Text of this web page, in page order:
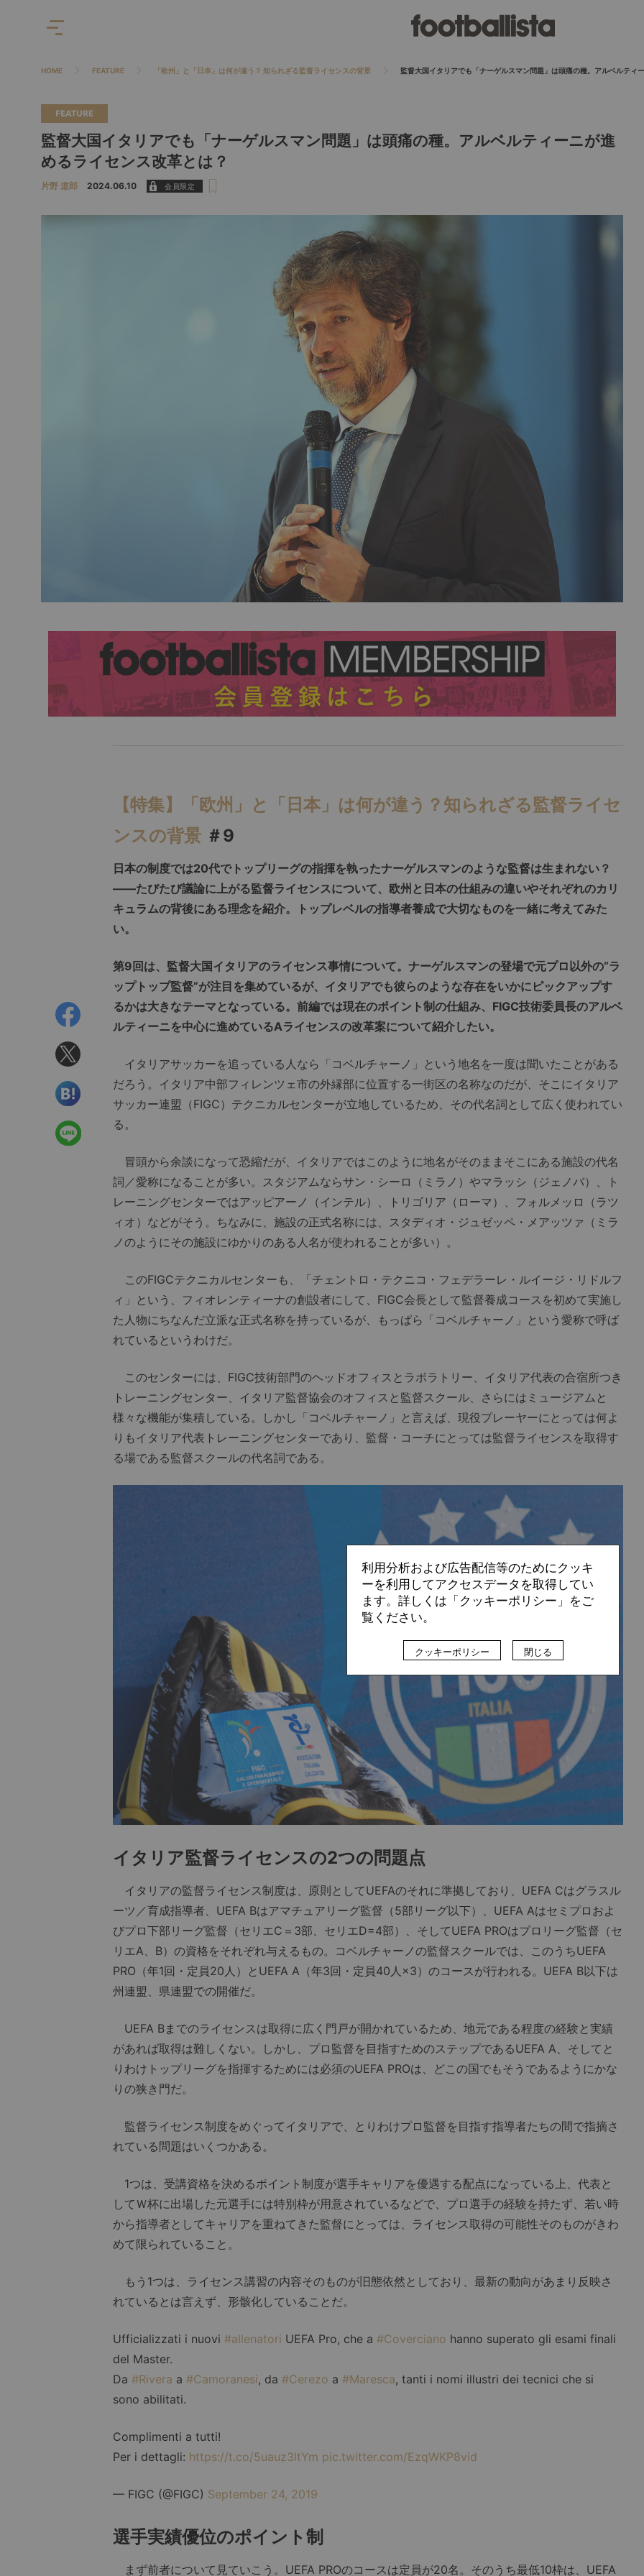
HOME FEATURE 「欧州」と「日本」は何が違う？ 知られざる監督ライセンスの背景 監督大国イタリアでも「ナーゲルスマン問題」は頭痛の種。アルベルティ
FEATURE
監督大国イタリアでも「ナーゲルスマン問題」は頭痛の種。アルベルティーニが進
めるライセンス改革とは？
片野 道郎 2024.06.10
【特集】「欧州」と「日本」は何が違う？知られざる監督ライセ
ンスの背景 ＃9
日本の制度では20代でトップリーグの指揮を執ったナーゲルスマンのような監督は生まれない？
――たびたび議論に上がる監督ライセンスについて、欧州と日本の仕組みの違いやそれぞれのカリ
キュラムの背後にある理念を紹介。トップレベルの指導者養成で大切なものを一緒に考えてみた
い。
第9回は、監督大国イタリアのライセンス事情について。ナーゲルスマンの登場で元プロ以外の“ラ
ップトップ監督”が注目を集めているが、イタリアでも彼らのような存在をいかにピックアップす
るかは大きなテーマとなっている。前編では現在のポイント制の仕組み、FIGC技術委員長のアルベ
ルティーニを中心に進めているAライセンスの改革案について紹介したい。
イタリアサッカーを追っている人なら「コベルチャーノ」という地名を一度は聞いたことがある
だろう。イタリア中部フィレンツェ市の外縁部に位置する一街区の名称なのだが、そこにイタリア
サッカー連盟（FIGC）テクニカルセンターが立地しているため、その代名詞として広く使われてい
る。
冒頭から余談になって恐縮だが、イタリアではこのように地名がそのままそこにある施設の代名
詞／愛称になることが多い。スタジアムならサン・シーロ（ミラノ）やマラッシ（ジェノバ）、ト
レーニングセンターではアッピアーノ（インテル）、トリゴリア（ローマ）、フォルメッロ（ラツ
ィオ）などがそう。ちなみに、施設の正式名称には、スタディオ・ジュゼッペ・メアッツァ（ミラ
ノのようにその施設にゆかりのある人名が使われることが多い）。
このFIGCテクニカルセンターも、「チェントロ・テクニコ・フェデラーレ・ルイージ・リドルフ
ィ」という、フィオレンティーナの創設者にして、FIGC会長として監督養成コースを初めて実施し
た人物にちなんだ立派な正式名称を持っているが、もっぱら「コベルチャーノ」という愛称で呼ば
れているというわけだ。
このセンターには、FIGC技術部門のヘッドオフィスとラボラトリー、イタリア代表の合宿所つき
トレーニングセンター、イタリア監督協会のオフィスと監督スクール、さらにはミュージアムと
様々な機能が集積している。しかし「コベルチャーノ」と言えば、現役プレーヤーにとっては何よ
りもイタリア代表トレーニングセンターであり、監督・コーチにとっては監督ライセンスを取得す
る場である監督スクールの代名詞である。
イタリア監督ライセンスの2つの問題点
イタリアの監督ライセンス制度は、原則としてUEFAのそれに準拠しており、UEFA Cはグラスル
ーツ／育成指導者、UEFA Bはアマチュアリーグ監督（5部リーグ以下）、UEFA Aはセミプロおよ
びプロ下部リーグ監督（セリエC＝3部、セリエD=4部）、そしてUEFA PROはプロリーグ監督（セ
リエA、B）の資格をそれぞれ与えるもの。コベルチャーノの監督スクールでは、このうちUEFA
PRO（年1回・定員20人）とUEFA A（年3回・定員40人×3）のコースが行われる。UEFA B以下は
州連盟、県連盟での開催だ。
UEFA Bまでのライセンスは取得に広く門戸が開かれているため、地元である程度の経験と実績
があれば取得は難しくない。しかし、プロ監督を目指すためのステップであるUEFA A、そしてと
りわけトップリーグを指揮するためには必須のUEFA PROは、どこの国でもそうであるようにかな
りの狭き門だ。
監督ライセンス制度をめぐってイタリアで、とりわけプロ監督を目指す指導者たちの間で指摘さ
れている問題はいくつかある。
1つは、受講資格を決めるポイント制度が選手キャリアを優遇する配点になっている上、代表と
してＷ杯に出場した元選手には特別枠が用意されているなどで、プロ選手の経験を持たず、若い時
から指導者としてキャリアを重ねてきた監督にとっては、ライセンス取得の可能性そのものがきわ
めて限られていること。
もう1つは、ライセンス講習の内容そのものが旧態依然としており、最新の動向があまり反映さ
れているとは言えず、形骸化していることだ。
Ufficializzati i nuovi #allenatori UEFA Pro, che a #Coverciano hanno superato gli esami finali
del Master.
Da #Rivera a #Camoranesi, da #Cerezo a #Maresca, tanti i nomi illustri dei tecnici che si
sono abilitati.
Complimenti a tutti!
Per i dettagli: https://t.co/5uauz3ltYm pic.twitter.com/EzqWKP8vid
— FIGC (@FIGC) September 24, 2019
選手実績優位のポイント制
まず前者について見ていこう。UEFA PROのコースは定員が20名。そのうち最低10枠は、UEFA
利用分析および広告配信等のためにクッキ
ーを利用してアクセスデータを取得してい
ます。詳しくは「クッキーポリシー」をご
覧ください。
クッキーポリシー 閉じる